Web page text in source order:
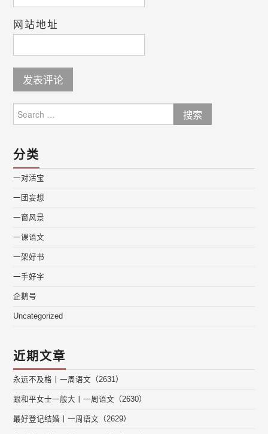
网站地址
for:
分类
一对活宝
一团妄想
一窗风景
一课语文
一架好书
一手好字
企鹅号
Uncategorized
近期文章
永远不及格丨一周语文（2631）
跟和平女士一般大丨一周语文（2630）
最好登记结婚丨一周语文（2629）